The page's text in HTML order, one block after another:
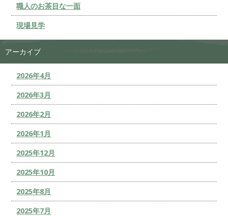
職人のお茶目な一面
現場見学
アーカイブ
2026年4月
2026年3月
2026年2月
2026年1月
2025年12月
2025年10月
2025年8月
2025年7月